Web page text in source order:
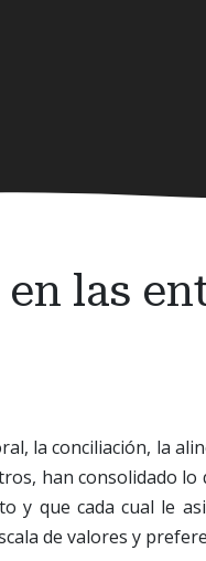
las
la conciliación, la
han consolidado lo
y que cada cual le
de valores y